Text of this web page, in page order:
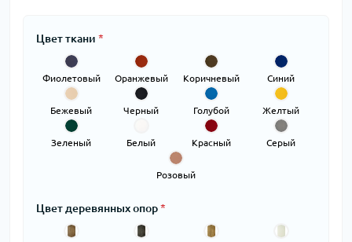
Цвет ткани *
Фиолетовый Оранжевый Коричневый Синий
Бежевый Черный Голубой Желтый
Зеленый Белый Красный Серый
Розовый
Цвет деревянных опор*